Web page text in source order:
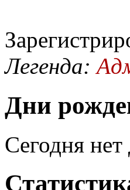
Легенда:
Дни
Сегодня